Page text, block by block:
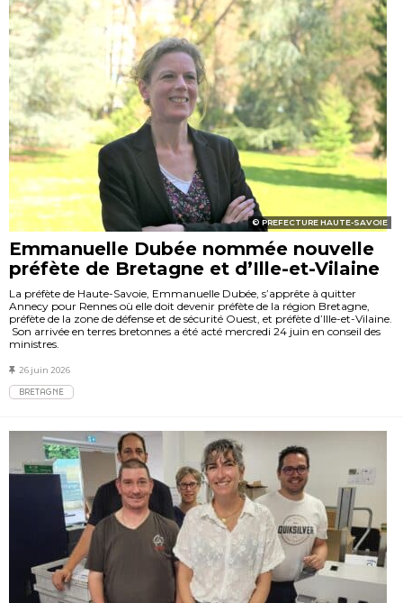
PREFECTURE HAUTE-SAVOIE
Emmanuelle Dubée nommée nouvelle
préfète de Bretagne et d’Ille-et-Vilaine
La préfète de Haute-Savoie, Emmanuelle Dubée, s’apprête à quitter
Annecy pour Rennes où elle doit devenir préfète de la région Bretagne,
préfète de la zone de défense et de sécurité Ouest, et préfète d’Ille-et-Vilaine.
Son arrivée en terres bretonnes a été acté mercredi 24 juin en conseil des
ministres.
26 juin 2026
BRETAGNE